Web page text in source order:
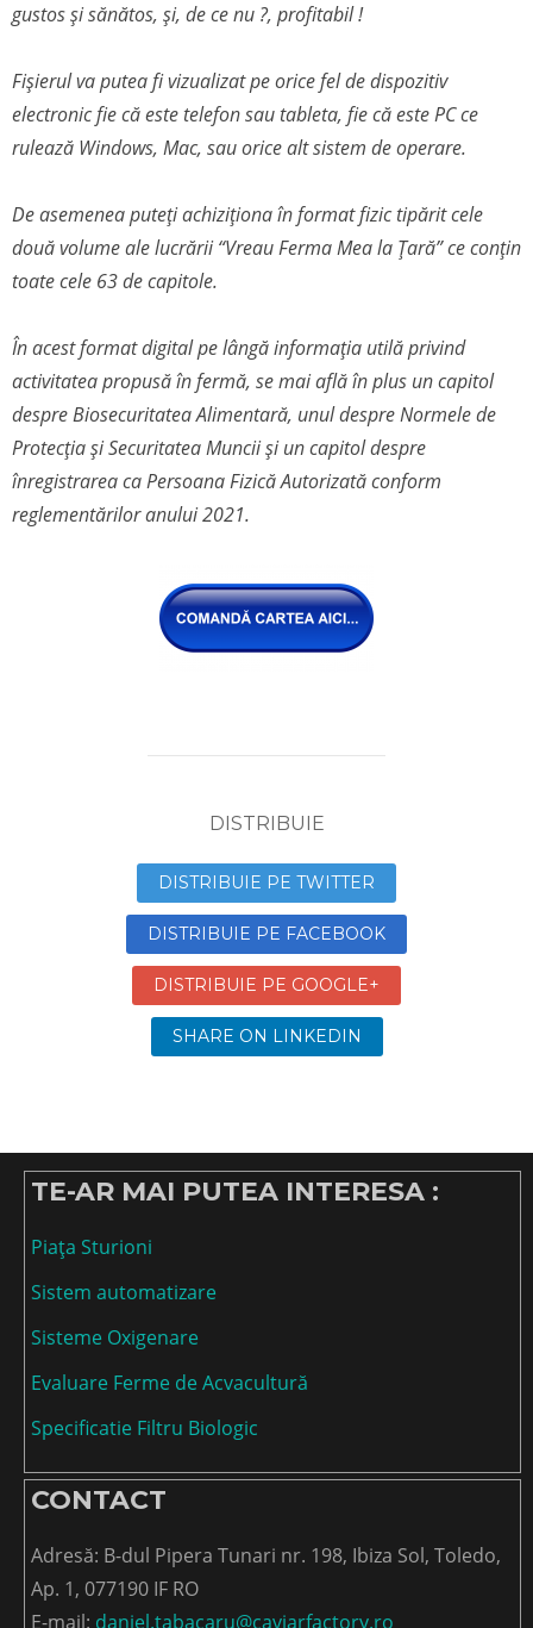
gustos și sănătos, și, de ce nu ?, profitabil !
Fișierul va putea fi vizualizat pe orice fel de dispozitiv
electronic fie că este telefon sau tableta, fie că este PC ce
rulează Windows, Mac, sau orice alt sistem de operare.
De asemenea puteți achiziționa în format fizic tipărit cele
două volume ale lucrării “Vreau Ferma Mea la Țară” ce conțin
toate cele 63 de capitole.
În acest format digital pe lângă informația utilă privind
activitatea propusă în fermă, se mai află în plus un capitol
despre Biosecuritatea Alimentară, unul despre Normele de
Protecția și Securitatea Muncii și un capitol despre
înregistrarea ca Persoana Fizică Autorizată conform
reglementărilor anului 2021.
DISTRIBUIE
DISTRIBUIE PE TWITTER
DISTRIBUIE PE FACEBOOK
DISTRIBUIE PE GOOGLE+
SHARE ON LINKEDIN
TE-AR MAI PUTEA INTERESA :
Piața Sturioni
Sistem automatizare
Sisteme Oxigenare
Evaluare Ferme de Acvacultură
Specificatie Filtru Biologic
CONTACT
Adresă: B-dul Pipera Tunari nr. 198, Ibiza Sol, Toledo,
Ap. 1, 077190 IF RO
E-mail: daniel.tabacaru@caviarfactory.ro